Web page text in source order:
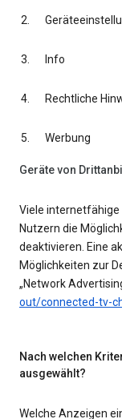
Info
Rechtliche
Werbung
Geräte von
Viele internetfähige
Nutzern die
deaktivieren. Eine
Möglichkeiten zur
„Network
out/connected-tv-
Nach welchen
ausgewählt?
Welche Anzeigen